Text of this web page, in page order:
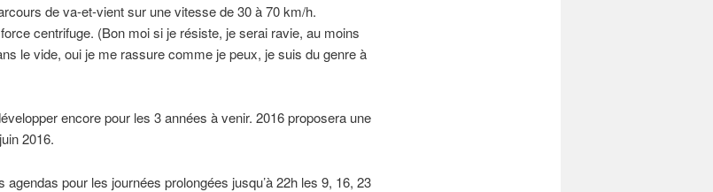
de va-et-vient sur une vitesse de 30 à 70 km/h.
centrifuge. (Bon moi si je résiste, je serai ravie, au moins
le vide, oui je me rassure comme je peux, je suis du genre à
encore pour les 3 années à venir. 2016 proposera une
2016.
pour les journées prolongées jusqu’à 22h les 9, 16, 23